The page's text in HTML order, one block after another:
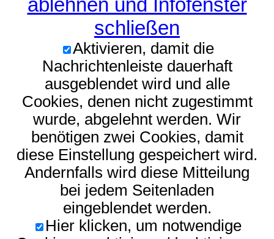
schließen
Aktivieren, damit die
Nachrichtenleiste dauerhaft
ausgeblendet wird und alle
Cookies, denen nicht zugestimmt
wurde, abgelehnt werden. Wir
benötigen zwei Cookies, damit
diese Einstellung gespeichert wird.
Andernfalls wird diese Mitteilung
bei jedem Seitenladen
eingeblendet werden.
Hier klicken, um notwendige